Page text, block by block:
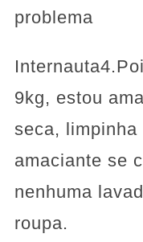
problema
9kg, estou
seca,
amaciante se
nenhuma
roupa.